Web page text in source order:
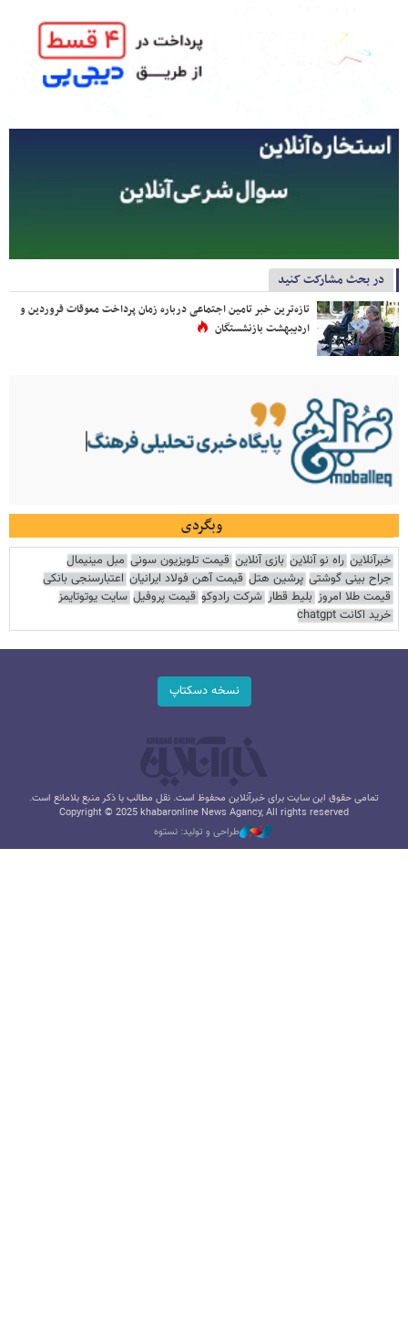
در بحث مشارکت کنید
تازه‌ترین خبر تامین اجتماعی درباره زمان پرداخت معوقات فروردین و
اردیبهشت بازنشستگان
وبگردی
خبرآنلاین راه نو آنلاین بازی آنلاین قیمت تلویزیون سونی مبل مینیمال
جراح بینی گوشتی پرشین هتل قیمت آهن فولاد ایرانیان اعتبارسنجی بانکی
قیمت طلا امروز بلیط قطار شرکت رادوکو قیمت پروفیل سایت یوتوتایمز
خرید اکانت chatgpt
نسخه دسکتاپ
تمامی حقوق این سایت برای خبرآنلاین محفوظ است. نقل مطالب با ذکر منبع بلامانع است.
Copyright © 2025 khabaronline News Agancy, All rights reserved
طراحی و تولید: نستوه